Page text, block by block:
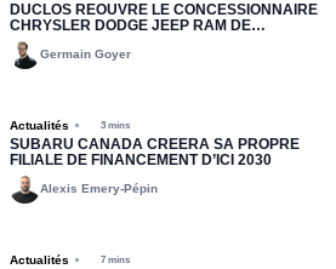
DUCLOS RÉOUVRE LE CONCESSIONNAIRE
CHRYSLER DODGE JEEP RAM DE
DRUMMONDVILLE
Germain Goyer
Actualités 3 mins
SUBARU CANADA CRÉERA SA PROPRE
FILIALE DE FINANCEMENT D’ICI 2030
Alexis Emery-Pépin
Actualités 7 mins